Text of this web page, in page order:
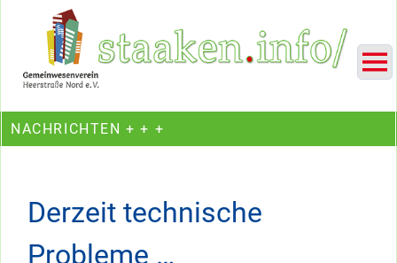
Ein Projekt des Gemeinwesenvereins Heerstraße Nord
NACHRICHTEN + + +
Derzeit technische
Probleme …